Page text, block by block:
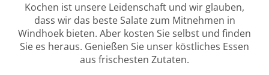
Kochen ist unsere Leidenschaft und wir glauben,
dass wir das beste Salate zum Mitnehmen in
Windhoek bieten. Aber kosten Sie selbst und finden
Sie es heraus. Genießen Sie unser köstliches Essen
aus frischesten Zutaten.